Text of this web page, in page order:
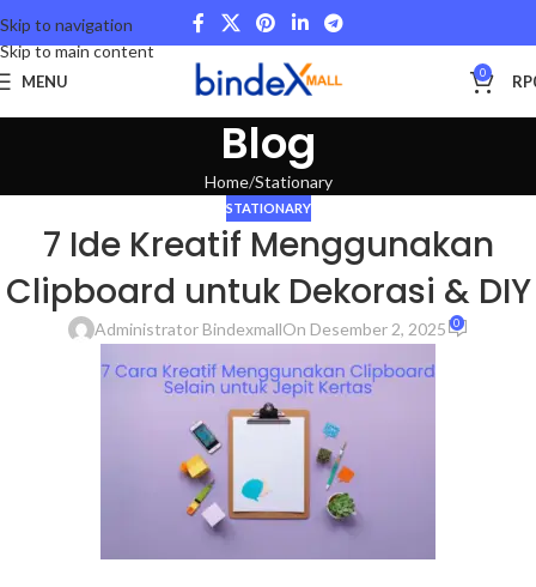
Skip to navigation
Skip to main content
MENU 0 RP
Blog
Home Stationary
STATIONARY
7 Ide Kreatif Menggunakan
Clipboard untuk Dekorasi & DIY
Administrator BindexmallOn Desember 2, 2025 0